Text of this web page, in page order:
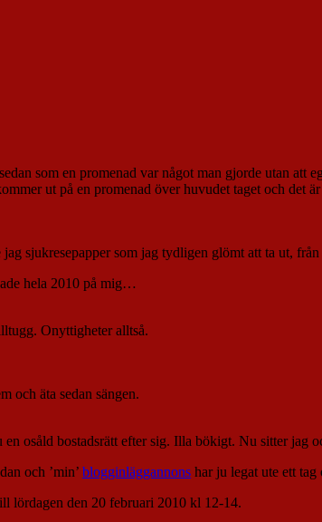
som en promenad var något man gjorde utan att
ut på en promenad över huvudet taget och det
jag sjukresepapper som jag tydligen glömt att ta ut,
hela 2010 på mig…
Onyttigheter alltså.
och äta sedan sängen.
osåld bostadsrätt efter sig. Illa bökigt. Nu sitter
och ’min’ blogginläggannons har ju legat ute ett
lördagen den 20 februari 2010 kl 12-14.